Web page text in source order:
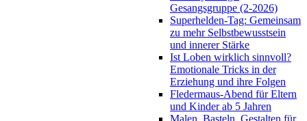
Gesangsgruppe (2-2026)
Superhelden-Tag: Gemeinsam
zu mehr Selbstbewusstsein
und innerer Stärke
Ist Loben wirklich sinnvoll?
Emotionale Tricks in der
Erziehung und ihre Folgen
Fledermaus-Abend für Eltern
und Kinder ab 5 Jahren
Malen, Basteln, Gestalten für